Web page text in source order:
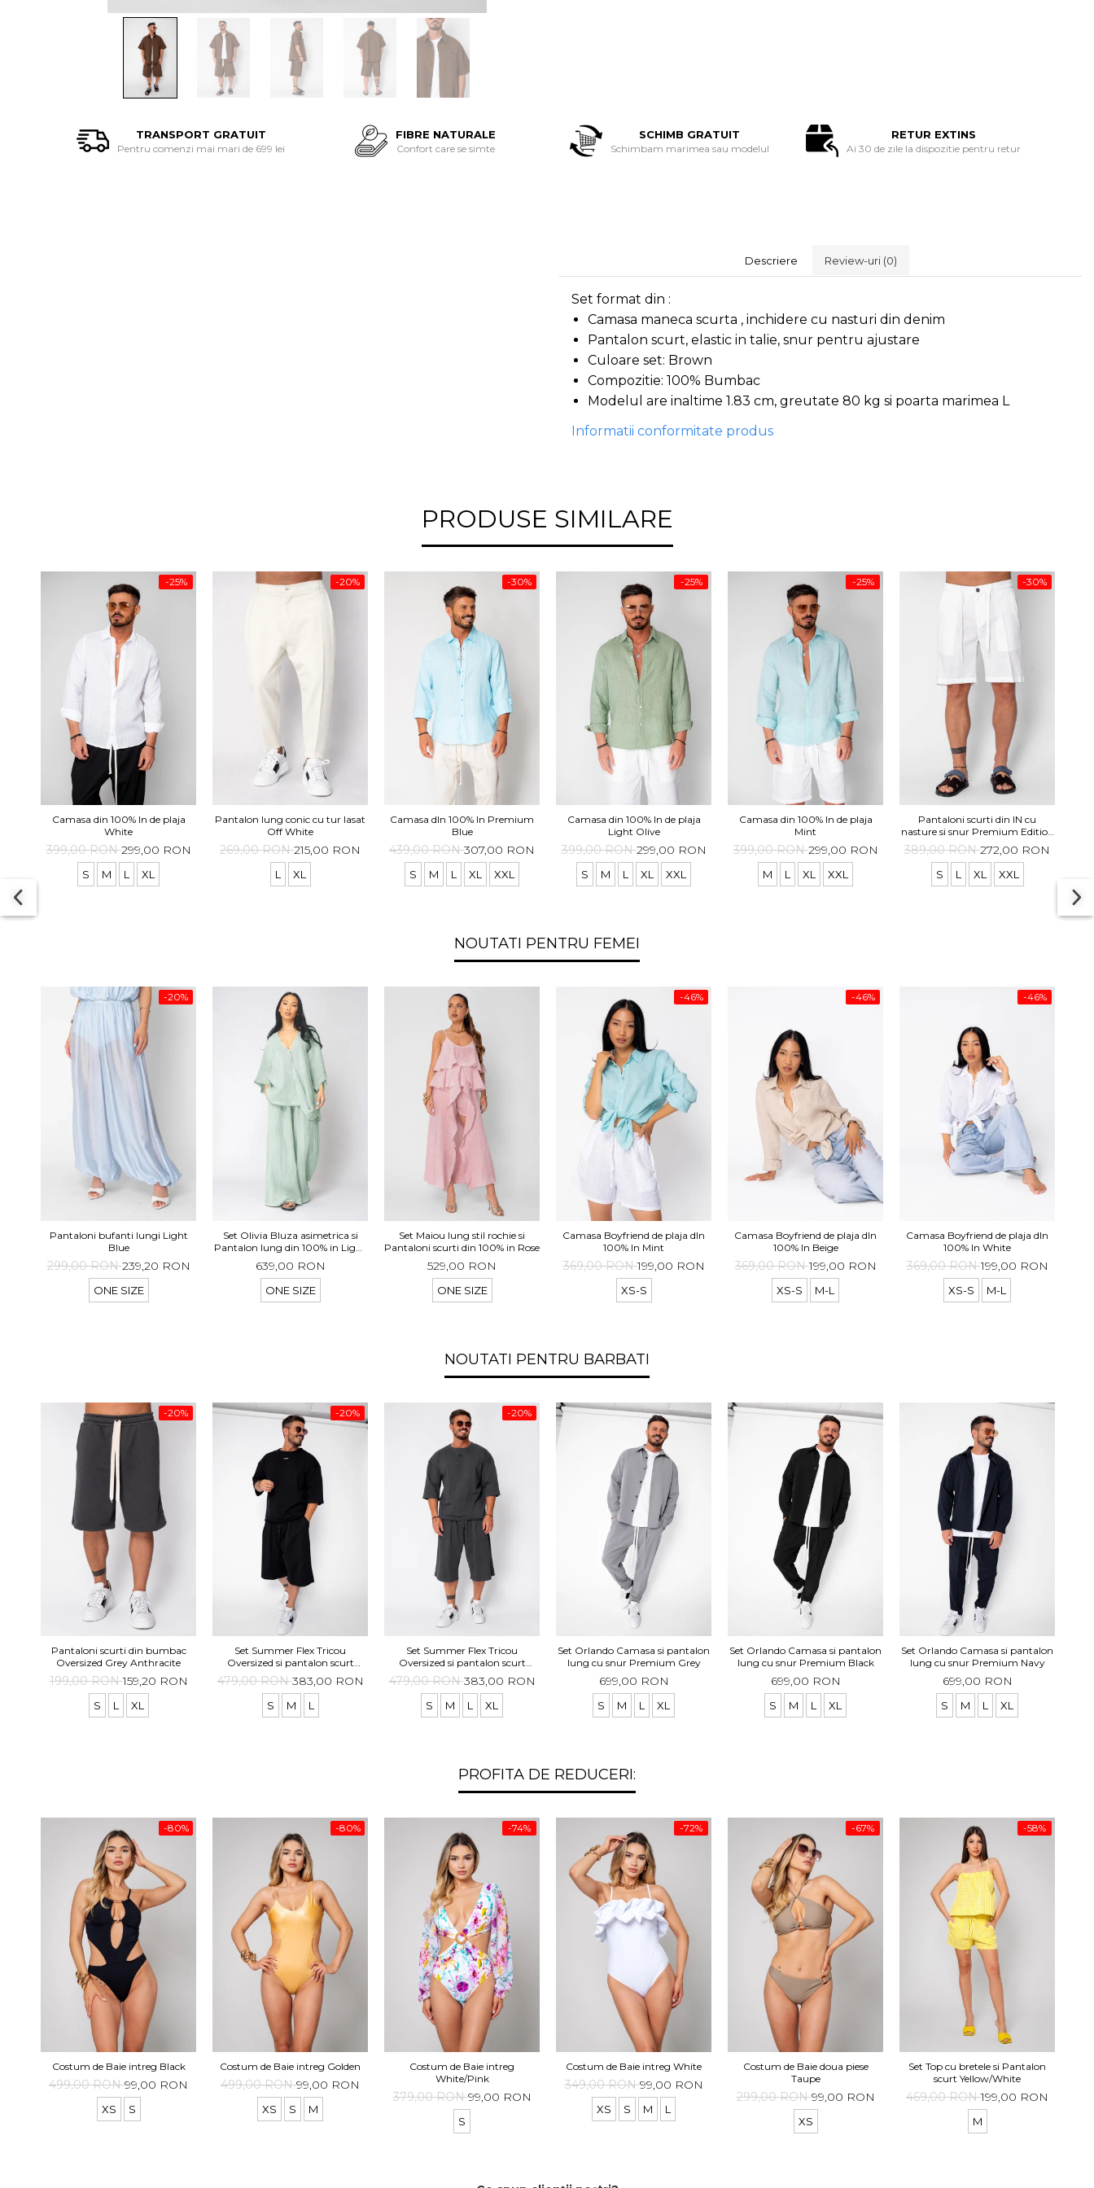
TRANSPORT GRATUIT
Pentru comenzi mai mari de 699 lei
FIBRE NATURALE
Confort care se simte
SCHIMB GRATUIT
Schimbam marimea sau modelul
RETUR EXTINS
Ai 30 de zile la dispozitie pentru retur
Descriere Review-uri (0)
Set format din :
Camasa maneca scurta , inchidere cu nasturi din denim
Pantalon scurt, elastic in talie, snur pentru ajustare
Culoare set: Brown
Compozitie: 100% Bumbac
Modelul are inaltime 1.83 cm, greutate 80 kg si poarta marimea L
Informatii conformitate produs
PRODUSE SIMILARE
-25%
Camasa din 100% In de plaja
White
399,00 RON299,00 RON
S M L XL
-20%
Pantalon lung conic cu tur lasat
Off White
269,00 RON215,00 RON
L XL
-30%
Camasa dIn 100% In Premium
Blue
439,00 RON307,00 RON
S M L XL XXL
-25%
Camasa din 100% In de plaja
Light Olive
399,00 RON299,00 RON
S M L XL XXL
-25%
Camasa din 100% In de plaja
Mint
399,00 RON299,00 RON
M L XL XXL
-30%
Pantaloni scurti din IN cu
nasture si snur Premium Edition
White
389,00 RON272,00 RON
S L XL XXL
NOUTATI PENTRU FEMEI
-20%
Pantaloni bufanti lungi Light
Blue
299,00 RON239,20 RON
ONE SIZE
Set Olivia Bluza asimetrica si
Pantalon lung din 100% in Light
639,00 RON
ONE SIZE
Set Maiou lung stil rochie si
Pantaloni scurti din 100% in Rose
529,00 RON
ONE SIZE
-46%
Camasa Boyfriend de plaja dIn
100% In Mint
369,00 RON199,00 RON
XS-S
-46%
Camasa Boyfriend de plaja dIn
100% In Beige
369,00 RON199,00 RON
XS-S M-L
-46%
Camasa Boyfriend de plaja dIn
100% In White
369,00 RON199,00 RON
XS-S M-L
NOUTATI PENTRU BARBATI
-20%
Pantaloni scurti din bumbac
Oversized Grey Anthracite
199,00 RON159,20 RON
S L XL
-20%
Set Summer Flex Tricou
Oversized si pantalon scurt
Baggy Black
479,00 RON383,00 RON
S M L
-20%
Set Summer Flex Tricou
Oversized si pantalon scurt
Baggy Grey Anthracite
479,00 RON383,00 RON
S M L XL
Set Orlando Camasa si pantalon
lung cu snur Premium Grey
699,00 RON
S M L XL
Set Orlando Camasa si pantalon
lung cu snur Premium Black
699,00 RON
S M L XL
Set Orlando Camasa si pantalon
lung cu snur Premium Navy
699,00 RON
S M L XL
PROFITA DE REDUCERI:
-80%
Costum de Baie intreg Black
499,00 RON99,00 RON
XS S
-80%
Costum de Baie intreg Golden
499,00 RON99,00 RON
XS S M
-74%
Costum de Baie intreg
White/Pink
379,00 RON99,00 RON
S
-72%
Costum de Baie intreg White
349,00 RON99,00 RON
XS S M L
-67%
Costum de Baie doua piese
Taupe
299,00 RON99,00 RON
XS
-58%
Set Top cu bretele si Pantalon
scurt Yellow/White
469,00 RON199,00 RON
M